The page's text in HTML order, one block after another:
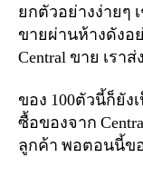
ยกตัวอย่างง่ายๆ
ขายผ่านห้างดังอ
Central ขาย เรา
ของ 100ตัวนี้ก็ยัง
ซื้อของจาก
ลูกค้า พอตอนนี้ขอ